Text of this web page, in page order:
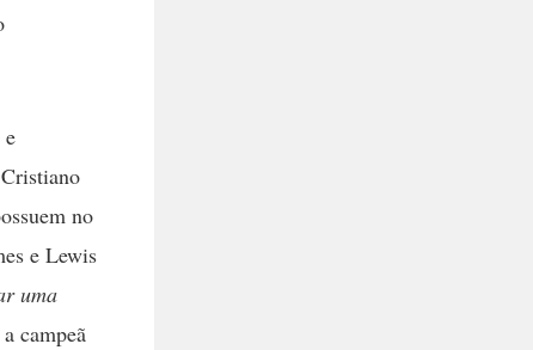
no
e Lewis
uma
campeã